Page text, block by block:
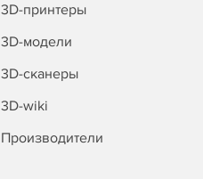
3D-принтеры
3D-модели
3D-сканеры
3D-wiki
Производители